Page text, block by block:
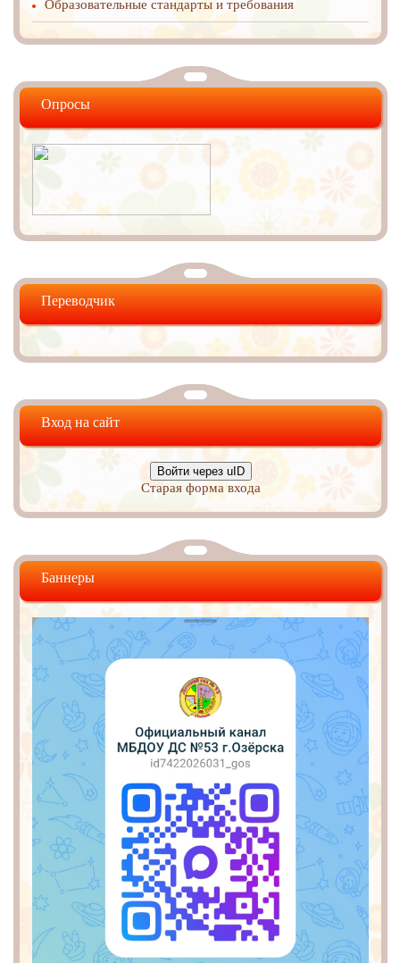
Образовательные стандарты и требования
Опросы
Переводчик
Вход на сайт
Войти через uID
Старая форма входа
Баннеры